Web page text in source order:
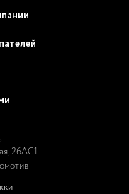
26АС1